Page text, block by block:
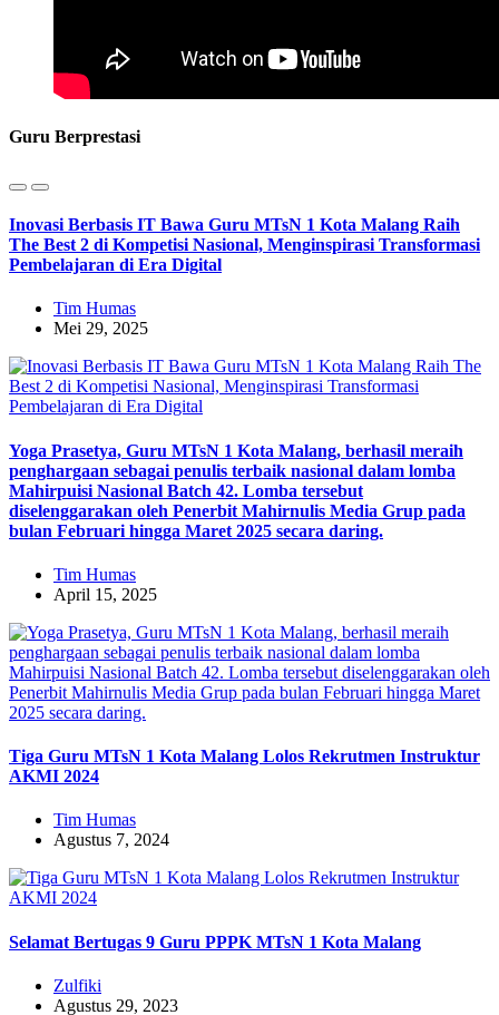
Guru Berprestasi
Inovasi Berbasis IT Bawa Guru MTsN 1 Kota Malang Raih
The Best 2 di Kompetisi Nasional, Menginspirasi Transformasi
Pembelajaran di Era Digital
Tim Humas
Mei 29, 2025
Yoga Prasetya, Guru MTsN 1 Kota Malang, berhasil meraih
penghargaan sebagai penulis terbaik nasional dalam lomba
Mahirpuisi Nasional Batch 42. Lomba tersebut
diselenggarakan oleh Penerbit Mahirnulis Media Grup pada
bulan Februari hingga Maret 2025 secara daring.
Tim Humas
April 15, 2025
Tiga Guru MTsN 1 Kota Malang Lolos Rekrutmen Instruktur
AKMI 2024
Tim Humas
Agustus 7, 2024
Selamat Bertugas 9 Guru PPPK MTsN 1 Kota Malang
Zulfiki
Agustus 29, 2023